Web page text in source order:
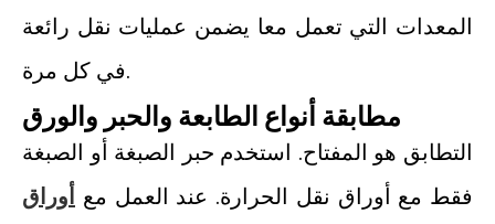
المعدات التي تعمل معا يضمن عمليات نقل رائعة
في كل مرة.
مطابقة أنواع الطابعة والحبر والورق
التطابق هو المفتاح. استخدم حبر الصبغة أو الصبغة
فقط مع أوراق نقل الحرارة. عند العمل مع أوراق